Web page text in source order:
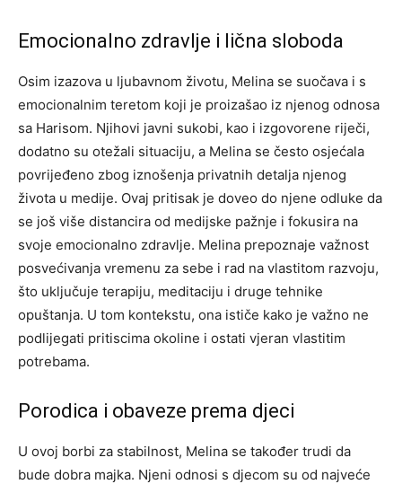
Emocionalno zdravlje i lična sloboda
Osim izazova u ljubavnom životu, Melina se suočava i s
emocionalnim teretom koji je proizašao iz njenog odnosa
sa Harisom. Njihovi javni sukobi, kao i izgovorene riječi,
dodatno su otežali situaciju, a Melina se često osjećala
povrijeđeno zbog iznošenja privatnih detalja njenog
života u medije. Ovaj pritisak je doveo do njene odluke da
se još više distancira od medijske pažnje i fokusira na
svoje emocionalno zdravlje. Melina prepoznaje važnost
posvećivanja vremenu za sebe i rad na vlastitom razvoju,
što uključuje terapiju, meditaciju i druge tehnike
opuštanja. U tom kontekstu, ona ističe kako je važno ne
podlijegati pritiscima okoline i ostati vjeran vlastitim
potrebama.
Porodica i obaveze prema djeci
U ovoj borbi za stabilnost, Melina se također trudi da
bude dobra majka. Njeni odnosi s djecom su od najveće